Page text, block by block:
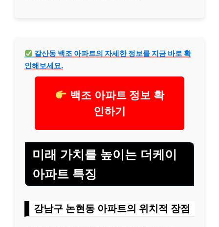
갈산동 백조 아파트의 자세한 정보를 지금 바로 확
인해보세요.
백조 아파트 정보 확
인하기
미래 가치를 높이는 더케이
아파트 특징
강남구 논현동 아파트의 위치적 장점